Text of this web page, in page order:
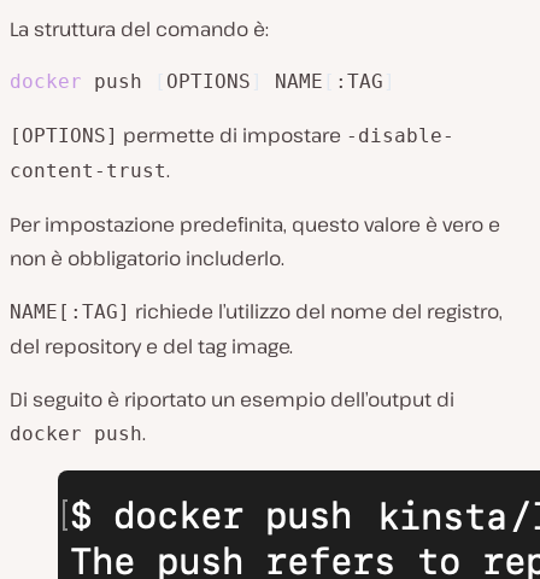
La struttura del comando è:
docker push OPTIONS NAME :TAG
[OPTIONS] permette di impostare -disable-
content-trust.
Per impostazione predefinita, questo valore è vero e
non è obbligatorio includerlo.
NAME[:TAG] richiede l’utilizzo del nome del registro,
del repository e del tag image.
Di seguito è riportato un esempio dell’output di
docker push.